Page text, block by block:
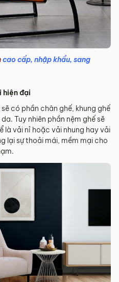
cao cấp, nhập khẩu, sang
hiện đại
có phần chân ghế, khung ghế
Tuy nhiên phần nệm ghế sẽ
vải nỉ hoặc vải nhung hay vải
lại sự thoải mái, mềm mại cho